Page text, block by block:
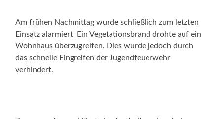
Am frühen Nachmittag wurde schließlich zum letzten
Einsatz alarmiert. Ein Vegetationsbrand drohte auf ein
Wohnhaus überzugreifen. Dies wurde jedoch durch
das schnelle Eingreifen der Jugendfeuerwehr
verhindert.